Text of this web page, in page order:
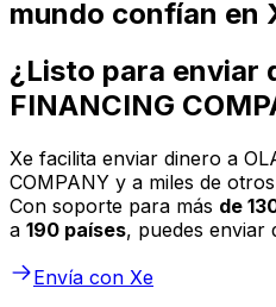
mundo confían en
¿Listo para enviar
FINANCING
Xe facilita enviar dinero a
COMPANY y a miles de
Con soporte para más de
a 190 países, puedes enviar
Envía con Xe